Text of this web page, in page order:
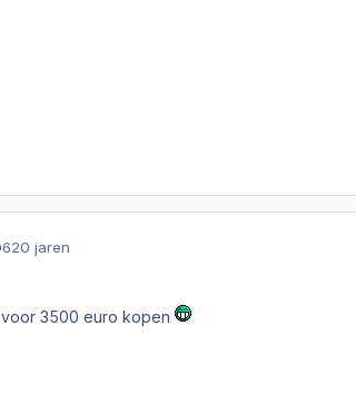
20 jaren
3500 euro kopen